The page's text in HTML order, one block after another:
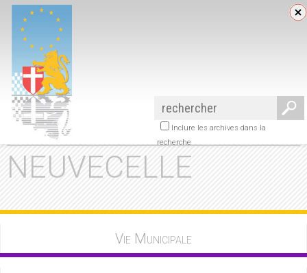
NEUVECELLE
Inclure les archives dans la
recherche
Vie Municipale